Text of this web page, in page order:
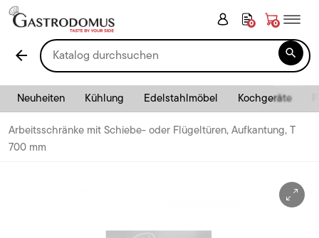
0 0
arrow_back 
Neuheiten Kühlung Edelstahlmöbel Kochgeräte
Arbeitsschränke mit Schiebe- oder Flügeltüren, Aufkantung, T
700 mm